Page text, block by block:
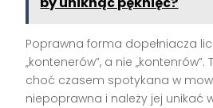
Poprawna forma dopełniacza
„kontenerów”, a nie
choć czasem spotykana w
niepoprawna i należy jej unikać